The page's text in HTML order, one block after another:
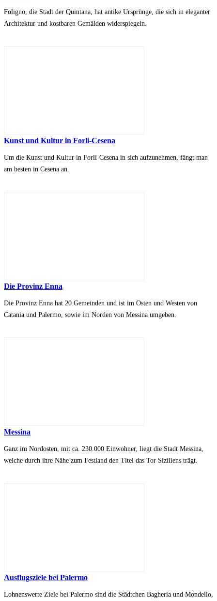
Foligno, die Stadt der Quintana, hat antike Ursprünge, die sich in eleganter
Architektur und kostbaren Gemälden widerspiegeln.
Kunst und Kultur in Forli-Cesena
Um die Kunst und Kultur in Forli-Cesena in sich aufzunehmen, fängt man
am besten in Cesena an.
Die Provinz Enna
Die Provinz Enna hat 20 Gemeinden und ist im Osten und Westen von
Catania und Palermo, sowie im Norden von Messina umgeben.
Messina
Ganz im Nordosten, mit ca. 230.000 Einwohner, liegt die Stadt Messina,
welche durch ihre Nähe zum Festland den Titel das Tor Siziliens trägt.
Ausflugsziele bei Palermo
Lohnenswerte Ziele bei Palermo sind die Städtchen Bagheria und Mondello,